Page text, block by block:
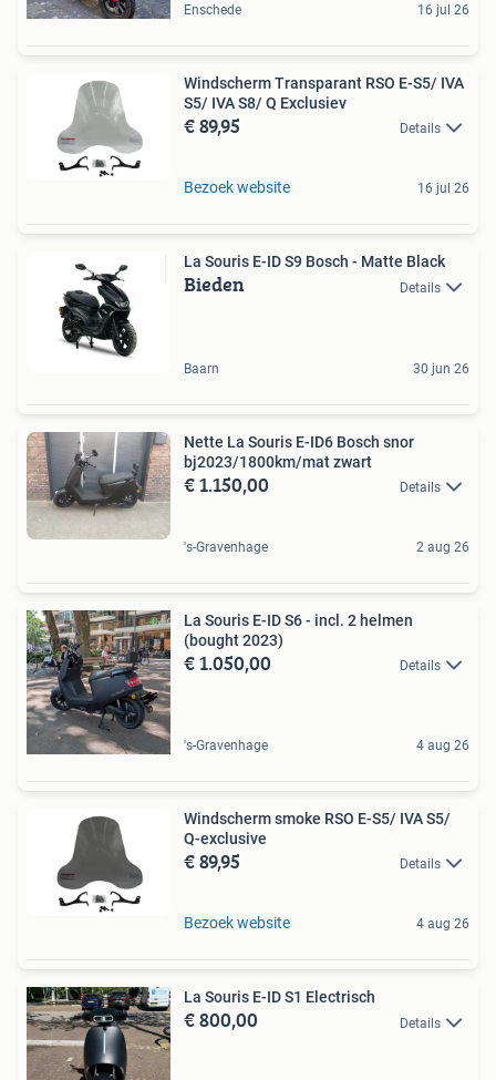
Enschede 16 jul 26
Windscherm Transparant RSO E-S5/ IVA
S5/ IVA S8/ Q Exclusiev
€ 89,95 Details
Bezoek website 16 jul 26
La Souris E-ID S9 Bosch - Matte Black
Bieden Details
Baarn 30 jun 26
Nette La Souris E-ID6 Bosch snor
bj2023/1800km/mat zwart
€ 1.150,00 Details
's-Gravenhage 2 aug 26
La Souris E-ID S6 - incl. 2 helmen
(bought 2023)
€ 1.050,00 Details
's-Gravenhage 4 aug 26
Windscherm smoke RSO E-S5/ IVA S5/
Q-exclusive
€ 89,95 Details
Bezoek website 4 aug 26
La Souris E-ID S1 Electrisch
€ 800,00 Details